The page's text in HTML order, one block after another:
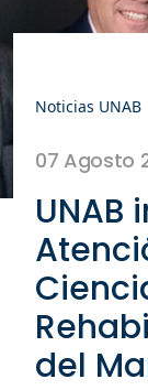
Noticias UNAB
07 Agosto
UNAB
del